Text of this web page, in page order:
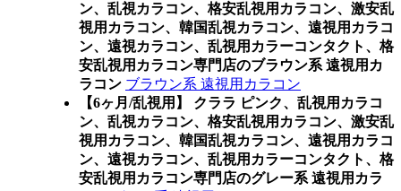
ン、乱視カラコン、格安乱視用カラコン、激安乱
視用カラコン、韓国乱視カラコン、遠視用カラコ
ン、遠視カラコン、乱視用カラーコンタクト、格
安乱視用カラコン専門店のブラウン系 遠視用カ
ラコン ブラウン系 遠視用カラコン
【6ヶ月/乱視用】 クララ ピンク、乱視用カラコ
ン、乱視カラコン、格安乱視用カラコン、激安乱
視用カラコン、韓国乱視カラコン、遠視用カラコ
ン、遠視カラコン、乱視用カラーコンタクト、格
安乱視用カラコン専門店のグレー系 遠視用カラ